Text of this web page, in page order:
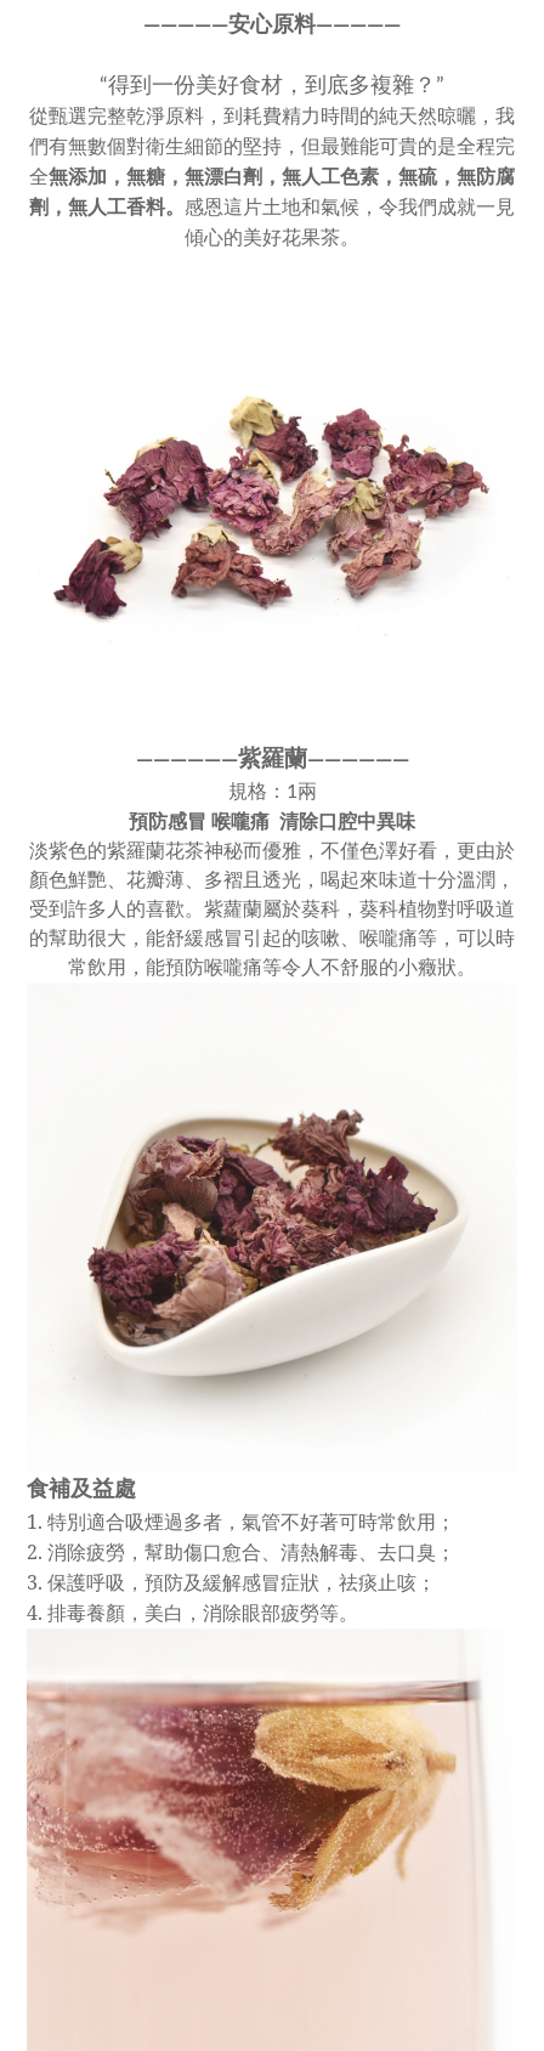
—————安心原料—————
“得到一份美好食材，到底多複雜？”
從甄選完整乾淨原料，到耗費精力時間的純天然晾曬，我
們有無數個對衛生細節的堅持，但最難能可貴的是全程完
全無添加， 無糖，無漂白劑，無人工色素， 無硫，無防腐
劑，無人工香料。 感恩這片土地和氣候，令我們成就一見
傾心的美好花果茶。
——————紫羅蘭——————
規格：1兩
預防感冒 喉嚨痛 清除口腔中異味
淡紫色的紫羅蘭花茶神秘而優雅，不僅色澤好看，更由於
顏色鮮艷、花瓣薄、多褶且透光，喝起來味道十分溫潤，
受到許多人的喜歡。紫蘿蘭屬於葵科，葵科植物對呼吸道
的幫助很大，能舒緩感冒引起的咳嗽、喉嚨痛等，可以時
常飲用，能預防喉嚨痛等令人不舒服的小癥狀。
食補及益處
1. 特別適合吸煙過多者，氣管不好著可時常飲用；
2. 消除疲勞，幫助傷口愈合、清熱解毒、去口臭；
3. 保護呼吸，預防及緩解感冒症狀，祛痰止咳；
4. 排毒養顏，美白，消除眼部疲勞等。